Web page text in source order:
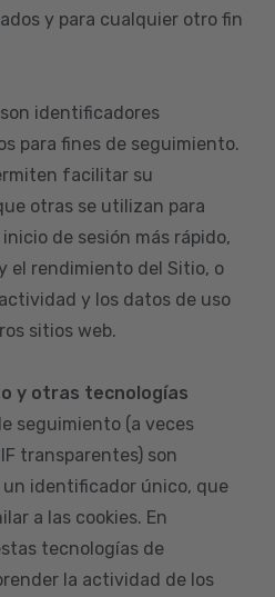
y para cualquier otro fin
identificadores
para fines de seguimiento.
facilitar su
otras se utilizan para
de sesión más rápido,
el rendimiento del Sitio, o
y los datos de uso
sitios web.
y otras tecnologías
seguimiento (a veces
transparentes) son
identificador único, que
a las cookies. En
tecnologías de
la actividad de los